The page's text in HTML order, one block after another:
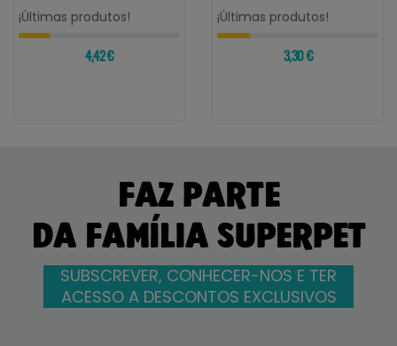
¡Últimas produtos!
4,42 €
¡Últimas produtos!
3,30 €
FAZ PARTE
DA FAMÍLIA SUPERPET
SUBSCREVER, CONHECER-NOS E TER
ACESSO A DESCONTOS EXCLUSIVOS